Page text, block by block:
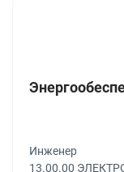
Инженер
13.00.00